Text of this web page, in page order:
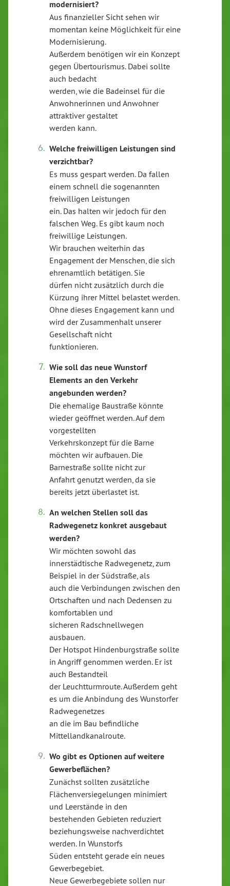
modernisiert?
Aus finanzieller Sicht sehen wir
momentan keine Möglichkeit für eine
Modernisierung.
Außerdem benötigen wir ein Konzept
gegen Übertourismus. Dabei sollte
auch bedacht
werden, wie die Badeinsel für die
Anwohnerinnen und Anwohner
attraktiver gestaltet
werden kann.
Welche freiwilligen Leistungen sind
verzichtbar?
Es muss gespart werden. Da fallen
einem schnell die sogenannten
freiwilligen Leistungen
ein. Das halten wir jedoch für den
falschen Weg. Es gibt kaum noch
freiwillige Leistungen.
Wir brauchen weiterhin das
Engagement der Menschen, die sich
ehrenamtlich betätigen. Sie
dürfen nicht zusätzlich durch die
Kürzung ihrer Mittel belastet werden.
Ohne dieses Engagement kann und
wird der Zusammenhalt unserer
Gesellschaft nicht
funktionieren.
Wie soll das neue Wunstorf
Elements an den Verkehr
angebunden werden?
Die ehemalige Baustraße könnte
wieder geöffnet werden. Auf dem
vorgestellten
Verkehrskonzept für die Barne
möchten wir aufbauen. Die
Barnestraße sollte nicht zur
Anfahrt genutzt werden, da sie
bereits jetzt überlastet ist.
An welchen Stellen soll das
Radwegenetz konkret ausgebaut
werden?
Wir möchten sowohl das
innerstädtische Radwegenetz, zum
Beispiel in der Südstraße, als
auch die Verbindungen zwischen den
Ortschaften und nach Dedensen zu
komfortablen und
sicheren Radschnellwegen
ausbauen.
Der Hotspot Hindenburgstraße sollte
in Angriff genommen werden. Er ist
auch Bestandteil
der Leuchtturmroute. Außerdem geht
es um die Anbindung des Wunstorfer
Radwegenetzes
an die im Bau befindliche
Mittellandkanalroute.
Wo gibt es Optionen auf weitere
Gewerbeflächen?
Zunächst sollten zusätzliche
Flächenversiegelungen minimiert
und Leerstände in den
bestehenden Gebieten reduziert
beziehungsweise nachverdichtet
werden. In Wunstorfs
Süden entsteht gerade ein neues
Gewerbegebiet.
Neue Gewerbegebiete sollen nur